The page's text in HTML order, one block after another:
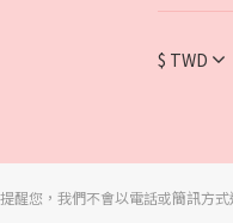
$ TWD
提醒您，我們不會以電話或簡訊方式